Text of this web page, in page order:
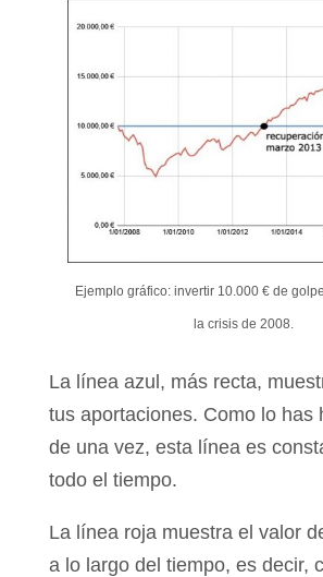
Ejemplo gráfico: invertir 10.000 € de
la crisis de 2008.
La línea azul, más recta,
tus aportaciones. Como lo has
de una vez, esta línea es
todo el tiempo.
La línea roja muestra el valor
a lo largo del tiempo, es decir,